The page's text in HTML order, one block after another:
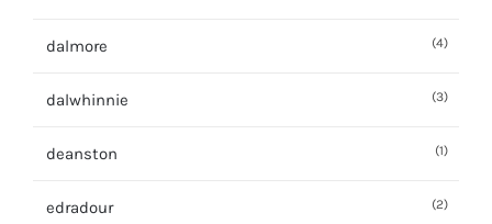
dalmore (4)
dalwhinnie (3)
deanston (1)
edradour (2)